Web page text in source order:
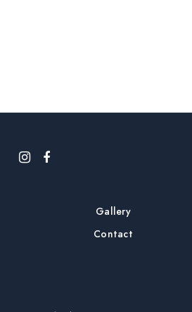
Gallery
Contact